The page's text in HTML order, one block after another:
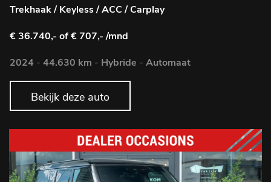
Trekhaak / Keyless / ACC / Carplay
€ 36.740,- of € 707,- /mnd
2024 - 44.630 km - Hybride - Automaat
Bekijk deze auto